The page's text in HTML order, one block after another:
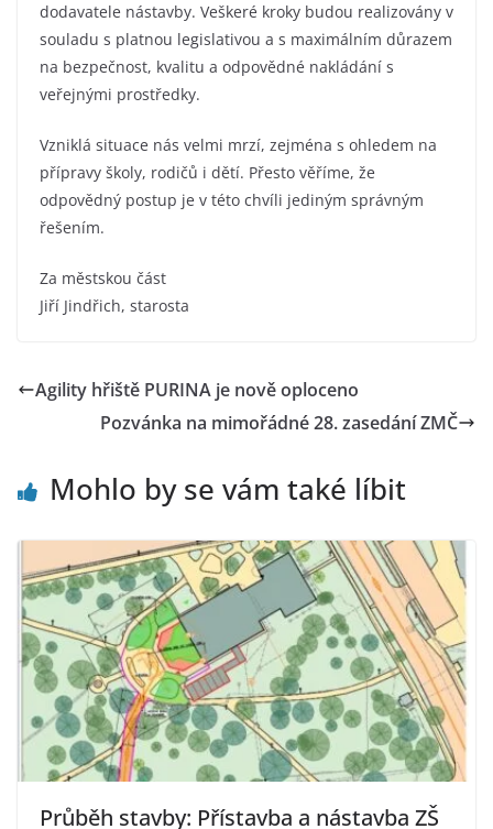
dodavatele nástavby. Veškeré kroky budou realizovány v
souladu s platnou legislativou a s maximálním důrazem
na bezpečnost, kvalitu a odpovědné nakládání s
veřejnými prostředky.
Vzniklá situace nás velmi mrzí, zejména s ohledem na
přípravy školy, rodičů i dětí. Přesto věříme, že
odpovědný postup je v této chvíli jediným správným
řešením.
Za městskou část
Jiří Jindřich, starosta
Agility hřiště PURINA je nově oploceno
Pozvánka na mimořádné 28. zasedání ZMČ
Mohlo by se vám také líbit
Průběh stavby: Přístavba a nástavba ZŠ